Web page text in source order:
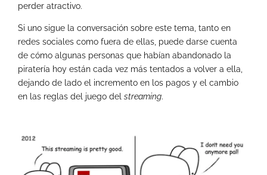
perder atractivo.
Si uno sigue la conversación sobre este tema, tanto en
redes sociales como fuera de ellas, puede darse cuenta
de cómo algunas personas que habían abandonado la
piratería hoy están cada vez más tentados a volver a ella,
dejando de lado el incremento en los pagos y el cambio
en las reglas del juego del streaming.